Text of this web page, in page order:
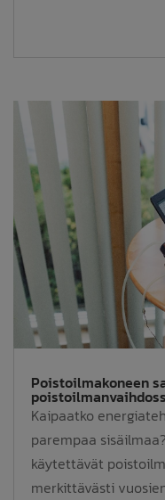
Poistoilmakoneen
Kaipaatko
parempaa
käytettävät
merkittävästi